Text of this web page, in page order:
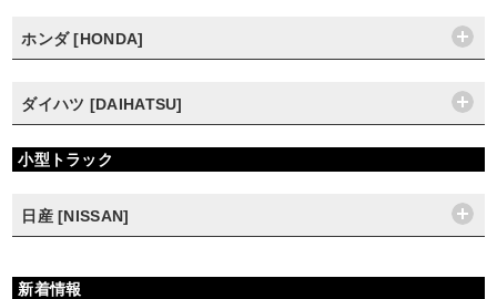
ホンダ [HONDA]
ダイハツ [DAIHATSU]
小型トラック
日産 [NISSAN]
新着情報